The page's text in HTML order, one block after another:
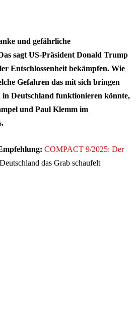
und gefährliche
sagt US-Präsident Donald Trump
Entschlossenheit bekämpfen. Wie
Gefahren das mit sich bringen
in Deutschland funktionieren könnte,
und Paul Klemm im
COMPACT 9/2025: Der
das Grab schaufelt